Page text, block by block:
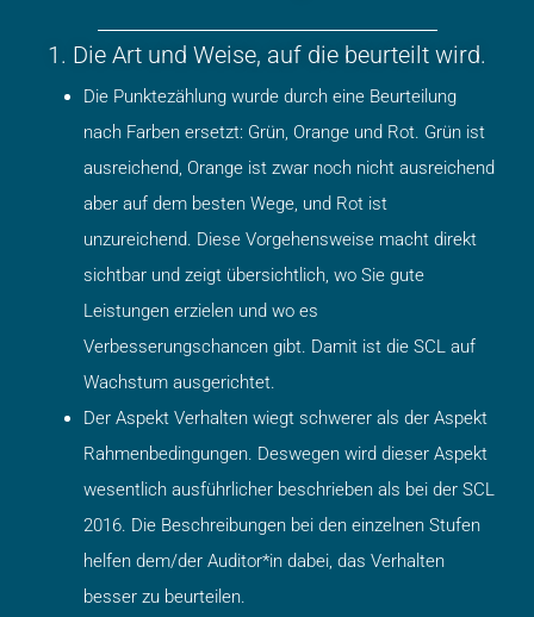
1. Die Art und Weise, auf die beurteilt wird.
Die Punktezählung wurde durch eine Beurteilung
nach Farben ersetzt: Grün, Orange und Rot. Grün ist
ausreichend, Orange ist zwar noch nicht ausreichend
aber auf dem besten Wege, und Rot ist
unzureichend. Diese Vorgehensweise macht direkt
sichtbar und zeigt übersichtlich, wo Sie gute
Leistungen erzielen und wo es
Verbesserungschancen gibt. Damit ist die SCL auf
Wachstum ausgerichtet.
Der Aspekt Verhalten wiegt schwerer als der Aspekt
Rahmenbedingungen. Deswegen wird dieser Aspekt
wesentlich ausführlicher beschrieben als bei der SCL
2016. Die Beschreibungen bei den einzelnen Stufen
helfen dem/der Auditor*in dabei, das Verhalten
besser zu beurteilen.